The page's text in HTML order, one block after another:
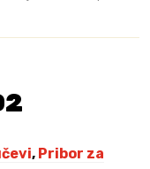
, Pribor za